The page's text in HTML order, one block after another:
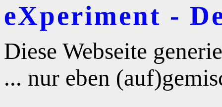
eXperiment -
Diese Webseite
... nur eben